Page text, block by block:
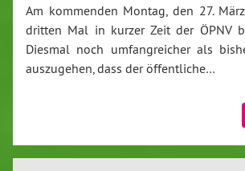
Am kommenden Montag, den 27.
dritten Mal in kurzer Zeit der ÖPNV
Diesmal noch umfangreicher als
auszugehen, dass der öffentliche…